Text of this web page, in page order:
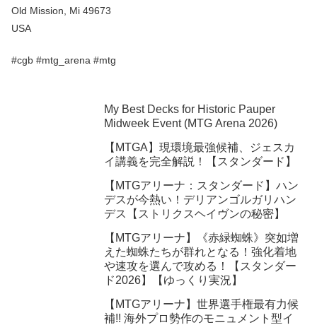
Old Mission, Mi 49673
USA
#cgb #mtg_arena #mtg
My Best Decks for Historic Pauper
Midweek Event (MTG Arena 2026)
【MTGA】現環境最強候補、ジェスカ
イ講義を完全解説！【スタンダード】
【MTGアリーナ：スタンダード】ハン
デスが今熱い！デリアンゴルガリハン
デス【ストリクスヘイヴンの秘密】
【MTGアリーナ】《赤緑蜘蛛》突如増
えた蜘蛛たちが群れとなる！強化着地
や速攻を選んで攻める！【スタンダー
ド2026】【ゆっくり実況】
【MTGアリーナ】世界選手権最有力候
補!! 海外プロ勢作のモニュメント型イ